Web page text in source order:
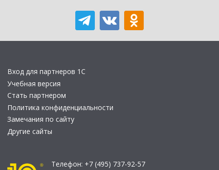
Вход для партнеров 1С
Учебная версия
Стать партнером
Политика конфиденциальности
Замечания по сайту
Другие сайты
Телефон: +7 (495) 737-92-57